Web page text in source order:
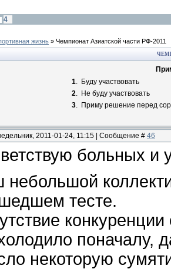
4
жизнь » Чемпионат Азиатской части РФ-2011
1.
Буду участвовать
2.
Не буду участвовать
3. Приму решение перед
2011-01-24, 11:15 | Сообщение # 46
больных и
тесте.
поначалу,
некоторую